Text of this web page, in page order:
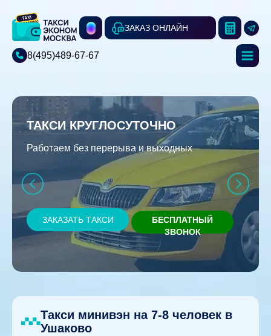
ЗАКАЗ ОНЛАЙН
8(495)489-67-67
ТАКСИ КРУГЛОСУТОЧНО
Работаем без перерыва и выходных
ЗАКАЗАТЬ ТАКСИ
БЕСПЛАТНЫЙ
ЗВОНОК
Такси минивэн на 7-8 человек в
Ушаково